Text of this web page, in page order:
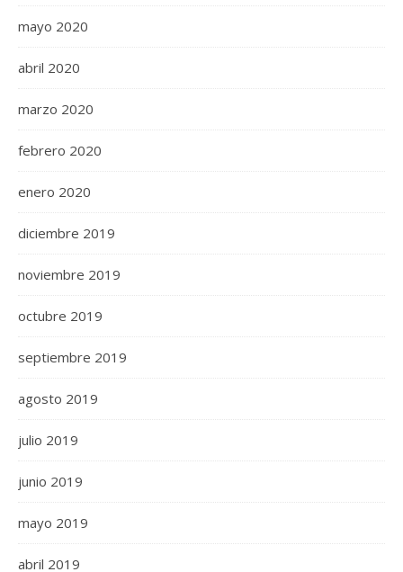
mayo 2020
abril 2020
marzo 2020
febrero 2020
enero 2020
diciembre 2019
noviembre 2019
octubre 2019
septiembre 2019
agosto 2019
julio 2019
junio 2019
mayo 2019
abril 2019